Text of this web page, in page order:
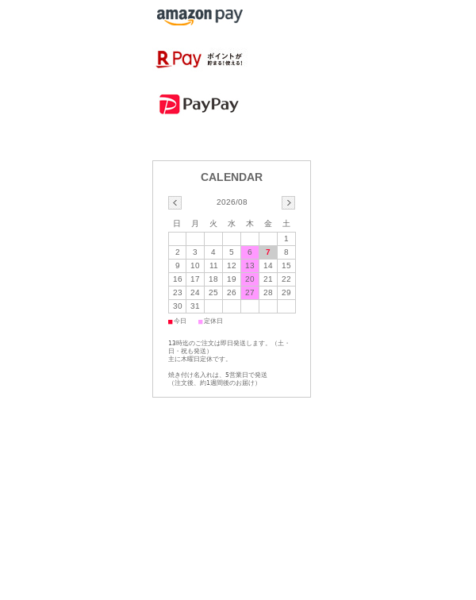
2026/08
日 月 火 水 木 金
土
1
2
3 4 5 6 7
8
9
10 11 12 13 14
15
16
17 18 19 20 21
22
23
24 25 26 27 28
29
30
31
■ 今日 ■ 定休日
13時迄のご注文は即日発送します。（土・
日・祝も発送）
主に木曜日定休です。
焼き付け名入れは、5営業日で発送
（注文後、約1週間後のお届け）